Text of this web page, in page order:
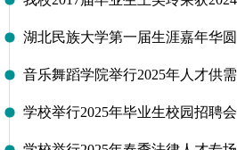
学校举行2025年毕业生校园招聘会